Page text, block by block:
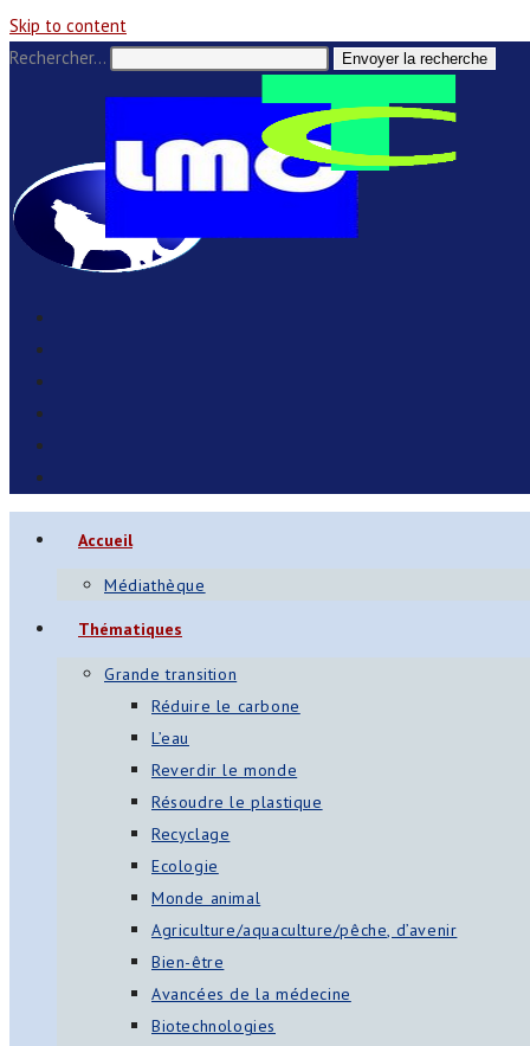
Skip to content
Rechercher…
Envoyer la recherche
Accueil
Médiathèque
Thématiques
Grande transition
Réduire le carbone
L’eau
Reverdir le monde
Résoudre le plastique
Recyclage
Ecologie
Monde animal
Agriculture/aquaculture/pêche, d’avenir
Bien-être
Avancées de la médecine
Biotechnologies